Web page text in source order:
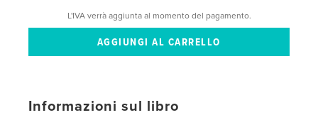
L'IVA verrà aggiunta al momento del pagamento.
Informazioni sul libro